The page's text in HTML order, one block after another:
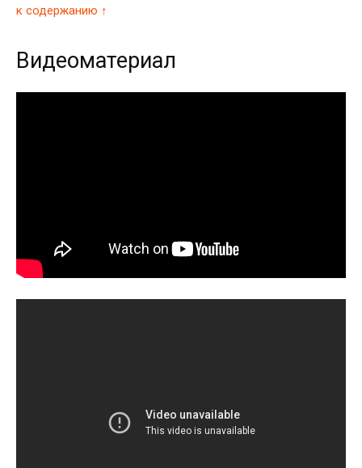
к содержанию ↑
Видеоматериал